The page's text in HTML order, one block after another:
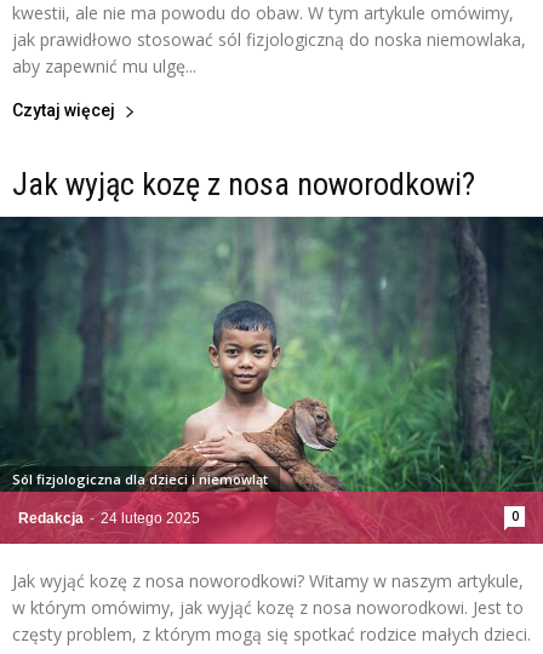
kwestii, ale nie ma powodu do obaw. W tym artykule omówimy,
jak prawidłowo stosować sól fizjologiczną do noska niemowlaka,
aby zapewnić mu ulgę...
Czytaj więcej
Jak wyjąc kozę z nosa noworodkowi?
Redakcja - 24 lutego 2025 0
Sól fizjologiczna dla dzieci i niemowląt
Jak wyjąć kozę z nosa noworodkowi? Witamy w naszym artykule,
w którym omówimy, jak wyjąć kozę z nosa noworodkowi. Jest to
częsty problem, z którym mogą się spotkać rodzice małych dzieci.